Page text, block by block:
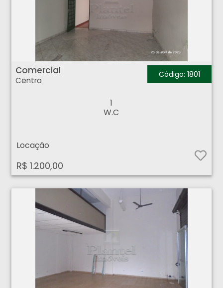
Comercial - Centro - Ribeirão Preto
Comercial
Centro
Código: 1801
1
W.C
Locação
R$ 1.200,00